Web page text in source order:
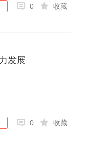
0 收藏
发展
0 收藏